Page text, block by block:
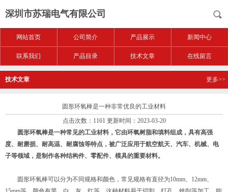
深圳市苏瑞电气有限公司
网站首页 公司简介 产品展示 新闻中心
联系我们 产品目录 技术文章 在线留言
技术文章 更多>>
圆形环氧棒是一种非常优良的工业材料
点击次数：1161 更新时间：2023-03-20
圆形环氧棒是一种常见的工业材料，它由环氧树脂和填料组成，具有高强
度、耐磨损、耐高温、耐腐蚀等特点，被广泛应用于航空航天、汽车、机械、电
子等领域，是制作各种结构件、零配件、模具的重要材料。
圆形环氧棒可以分为不同规格和颜色，常见规格有直径为10mm、12mm、